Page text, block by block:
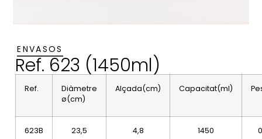
ENVASOS
Ref. 623 (1450ml)
Ref.
Diàmetre
ø(cm)
Alçada(cm) Capacitat(ml)
623B 23,5 4,8 1450